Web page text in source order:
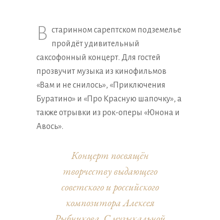
В старинном сарептском подземелье
пройдёт удивительный
саксофонный концерт. Для гостей
прозвучит музыка из кинофильмов
«Вам и не снилось», «Приключения
Буратино» и «Про Красную шапочку», а
также отрывки из рок-оперы «Юнона и
Авось».
Концерт посвящён
творчеству выдающего
советского и российского
композитора Алексея